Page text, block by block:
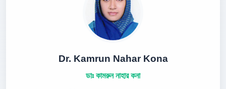
Dr. Kamrun Nahar Kona
ডাঃ কামরুন নাহার কনা